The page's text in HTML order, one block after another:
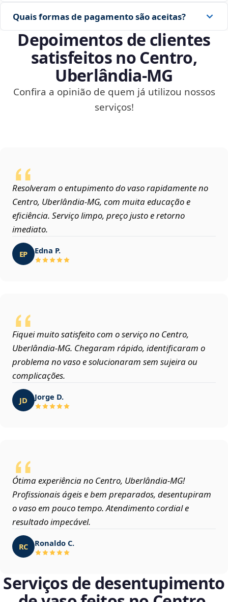
Quais formas de pagamento são aceitas?
Depoimentos de clientes
satisfeitos no Centro,
Uberlândia‑MG
Confira a opinião de quem já utilizou nossos
serviços!
Resolveram o entupimento do vaso rapidamente no
Centro, Uberlândia‑MG, com muita educação e
eficiência. Serviço limpo, preço justo e retorno
imediato.
EP Edna P.
Fiquei muito satisfeito com o serviço no Centro,
Uberlândia‑MG. Chegaram rápido, identificaram o
problema no vaso e solucionaram sem sujeira ou
complicações.
JD Jorge D.
Ótima experiência no Centro, Uberlândia‑MG!
Profissionais ágeis e bem preparados, desentupiram
o vaso em pouco tempo. Atendimento cordial e
resultado impecável.
RC Ronaldo C.
Serviços de desentupimento